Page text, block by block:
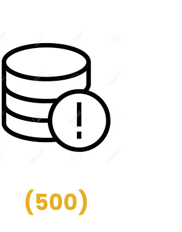
(500)